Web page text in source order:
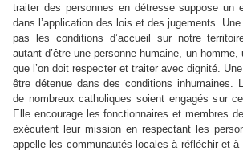
traiter des personnes en détresse suppose un
dans l’application des lois et des jugements.
pas les conditions d’accueil sur notre
autant d’être une personne humaine, un homme,
que l’on doit respecter et traiter avec dignité.
être détenue dans des conditions inhumaines.
de nombreux catholiques soient engagés sur
Elle encourage les fonctionnaires et membres
exécutent leur mission en respectant les
appelle les communautés locales à réfléchir et à